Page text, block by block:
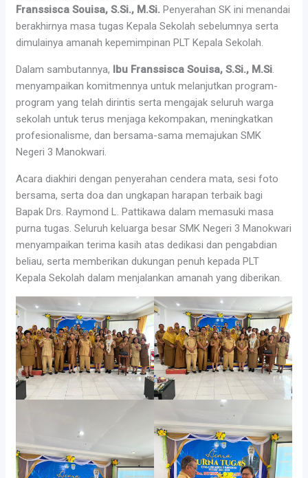
Franssisca Souisa, S.Si., M.Si. Penyerahan SK ini menandai
berakhirnya masa tugas Kepala Sekolah sebelumnya serta
dimulainya amanah kepemimpinan PLT Kepala Sekolah.
Dalam sambutannya, Ibu Franssisca Souisa, S.Si., M.Si
menyampaikan komitmennya untuk melanjutkan program-
program yang telah dirintis serta mengajak seluruh warga
sekolah untuk terus menjaga kekompakan, meningkatkan
profesionalisme, dan bersama-sama memajukan SMK
Negeri 3 Manokwari.
Acara diakhiri dengan penyerahan cendera mata, sesi foto
bersama, serta doa dan ungkapan harapan terbaik bagi
Bapak Drs. Raymond L. Pattikawa dalam memasuki masa
purna tugas. Seluruh keluarga besar SMK Negeri 3 Manokwari
menyampaikan terima kasih atas dedikasi dan pengabdian
beliau, serta memberikan dukungan penuh kepada PLT
Kepala Sekolah dalam menjalankan amanah yang diberikan.